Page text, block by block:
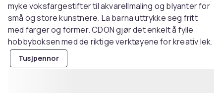
myke voksfargestifter til akvarellmaling og blyanter for
små og store kunstnere. La barna uttrykke seg fritt
med farger og former. CDON gjør det enkelt å fylle
hobbyboksen med de riktige verktøyene for kreativ lek.
Tusjpennor